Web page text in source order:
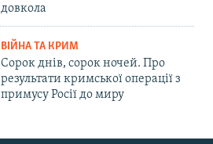
довкола
ВІЙНА ТА КРИМ
Сорок днів, сорок ночей. Про
результати кримської операції з
примусу Росії до миру